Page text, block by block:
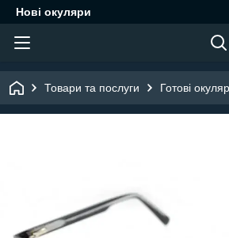
Нові окуляри
Товари та послуги Готові